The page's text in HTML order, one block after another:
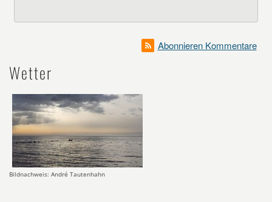
Abonnieren Kommentare
Wetter
Bildnachweis: André Tautenhahn